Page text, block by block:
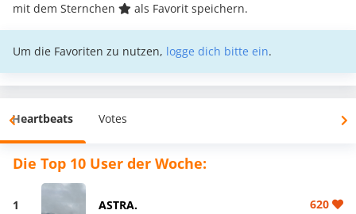
mit dem Sternchen
als Favorit speichern.
Um die Favoriten zu nutzen, logge dich bitte ein.
Heartbeats Votes
Die Top 10 User der Woche:
1 ASTRA. 620